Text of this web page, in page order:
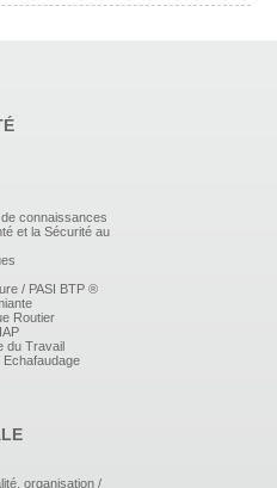
Inox, Aluminium, Cuivre...
de l'entreprise
amène des pièces de
extérieur
PEDAGOGIQUES
connaissances
et la Sécurité au
/ PASI BTP ®
Routier
du Travail
organisation /